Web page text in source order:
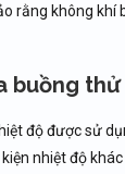
rằng không
buồng
độ được sử
nhiệt độ khác